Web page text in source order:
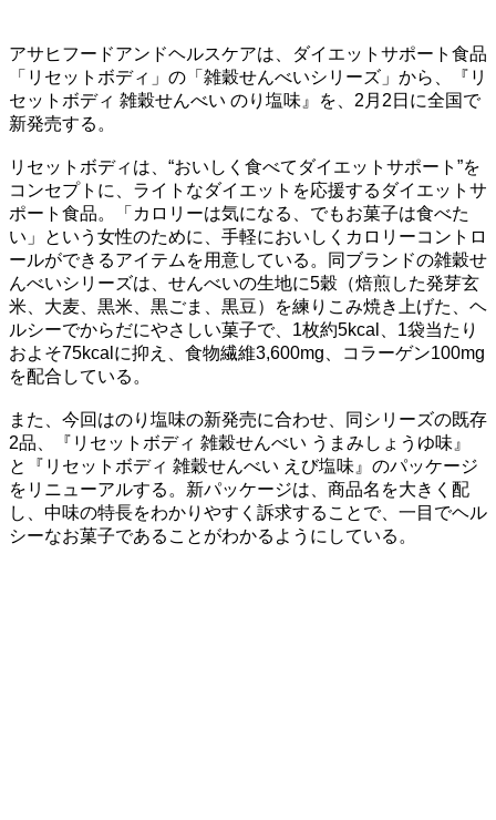
アサヒフードアンドヘルスケアは、ダイエットサポート食品
「リセットボディ」の「雑穀せんべいシリーズ」から、『リ
セットボディ 雑穀せんべい のり塩味』を、2月2日に全国で
新発売する。
リセットボディは、“おいしく食べてダイエットサポート”を
コンセプトに、ライトなダイエットを応援するダイエットサ
ポート食品。「カロリーは気になる、でもお菓子は食べた
い」という女性のために、手軽においしくカロリーコントロ
ールができるアイテムを用意している。同ブランドの雑穀せ
んべいシリーズは、せんべいの生地に5穀（焙煎した発芽玄
米、大麦、黒米、黒ごま、黒豆）を練りこみ焼き上げた、ヘ
ルシーでからだにやさしい菓子で、1枚約5kcal、1袋当たり
およそ75kcalに抑え、食物繊維3,600mg、コラーゲン100mg
を配合している。
また、今回はのり塩味の新発売に合わせ、同シリーズの既存
2品、『リセットボディ 雑穀せんべい うまみしょうゆ味』
と『リセットボディ 雑穀せんべい えび塩味』のパッケージ
をリニューアルする。新パッケージは、商品名を大きく配
し、中味の特長をわかりやすく訴求することで、一目でヘル
シーなお菓子であることがわかるようにしている。